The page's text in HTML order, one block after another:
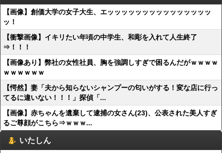
【画像】創価大学の女子大生、エッッッッッッッッッッッッッッッ
ッ！
【衝撃画像】イキリたい年頃の中学生、和彫を入れて人生終了
⇒！！！
【画像あり】弊社の女性社員、胸を強調しすぎで困るんだがｗｗｗｗ
ｗｗｗｗｗｗ
【愕然】妻「夫から知らないシャンプーの匂いがする！変な店に行っ
てるに違いない！！！」探偵「...
【画像】赤ちゃんを遺棄して逮捕の女さん(23)、公表された美人すぎ
るご尊顔がこちら⇒ｗｗｗ...
いたしん